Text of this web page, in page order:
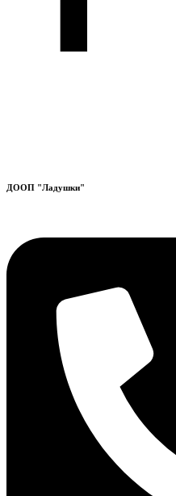
ДООП "Ладушки"